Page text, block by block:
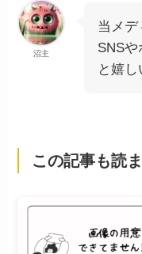
沼主
当メデ
SNS
と嬉し
この記事も読